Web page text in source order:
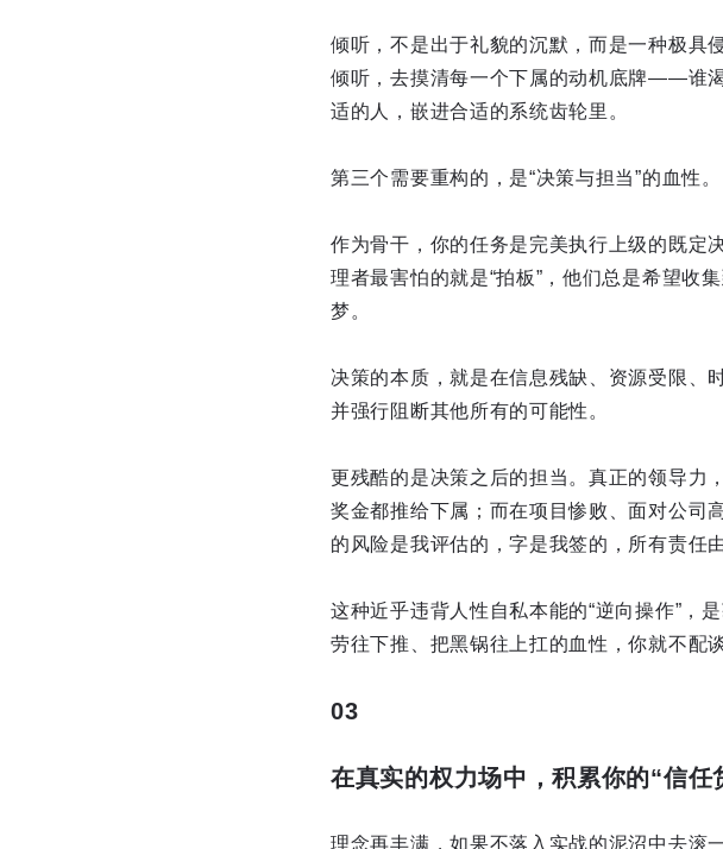
倾听，不是出于礼貌的沉默，而是一种极具
倾听，去摸清每一个下属的动机底牌——谁
适的人，嵌进合适的系统齿轮里。
第三个需要重构的，是“决策与担当”的血性。
作为骨干，你的任务是完美执行上级的既定
理者最害怕的就是“拍板”，他们总是希望收
梦。
决策的本质，就是在信息残缺、资源受限、
并强行阻断其他所有的可能性。
更残酷的是决策之后的担当。真正的领导力
奖金都推给下属；而在项目惨败、面对公司
的风险是我评估的，字是我签的，所有责任
这种近乎违背人性自私本能的“逆向操作”，
劳往下推、把黑锅往上扛的血性，你就不配
03
在真实的权力场中，积累你的“信任
理念再丰满，如果不落入实战的泥沼中去滚